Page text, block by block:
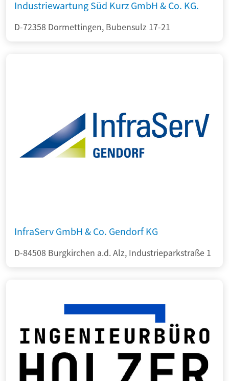
Industriewartung Süd Kurz GmbH & Co. KG.
D-72358 Dormettingen, Bubensulz 17-21
InfraServ GmbH & Co. Gendorf KG
D-84508 Burgkirchen a.d. Alz, Industrieparkstraße 1